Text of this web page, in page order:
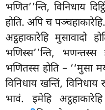
भणित’’न्ति, विनिधाय
होति. अपि च
अट्ठहाकारेहि मुसावादो
भणिस्स’’न्ति, भणन्तस्स
भणितस्स होति – ‘‘मुसा
विनिधाय खन्तिं,
भावं. इमेहि